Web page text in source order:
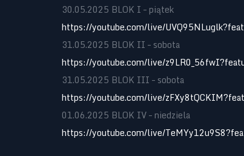
30.05.2025 BLOK I – piątek
https://youtube.com/live/
31.05.2025 BLOK II – sobota
https://youtube.com/live/
31.05.2025 BLOK III – sobota
https://youtube.com/live/
01.06.2025 BLOK IV – niedziela
https://youtube.com/live/